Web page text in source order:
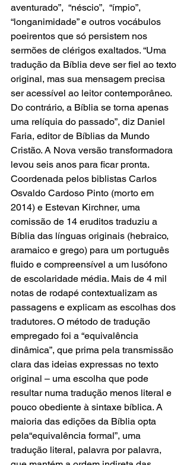
aventurado”,  “néscio”,  “ímpio”,
“longanimidade” e outros vocábulos
poeirentos que só persistem nos
sermões de clérigos exaltados. “Uma
tradução da Bíblia deve ser fiel ao texto
original, mas sua mensagem precisa
ser acessível ao leitor contemporâneo.
Do contrário, a Bíblia se torna apenas
uma relíquia do passado”, diz Daniel
Faria, editor de Bíblias da Mundo
Cristão. A Nova versão transformadora
levou seis anos para ficar pronta.
Coordenada pelos biblistas Carlos
Osvaldo Cardoso Pinto (morto em
2014) e Estevan Kirchner, uma
comissão de 14 eruditos traduziu a
Bíblia das línguas originais (hebraico,
aramaico e grego) para um português
fluido e compreensível a um lusófono
de escolaridade média. Mais de 4 mil
notas de rodapé contextualizam as
passagens e explicam as escolhas dos
tradutores. O método de tradução
empregado foi a “equivalência
dinâmica”, que prima pela transmissão
clara das ideias expressas no texto
original – uma escolha que pode
resultar numa tradução menos literal e
pouco obediente à sintaxe bíblica. A
maioria das edições da Bíblia opta
pela“equivalência formal”, uma
tradução literal, palavra por palavra,